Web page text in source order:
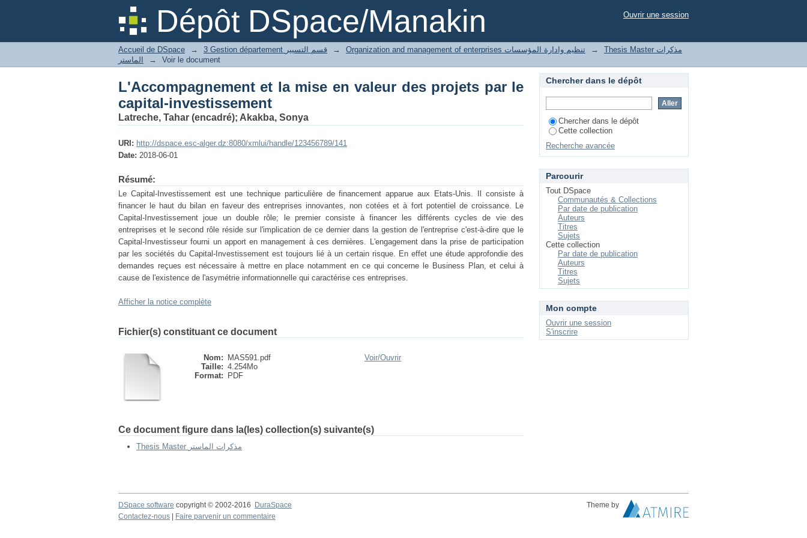
Dépôt DSpace/Manakin
L'Accompagnement et la mise en valeur des projets par le capital-investissement
Ouvrir une session
Accueil de DSpace → 3 Gestion département قسم التسيير → Organization and management of enterprises تنظيم وادارة المؤسسات →
Thesis Master مذكرات
الماستر
→ Voir le document
L'Accompagnement et la mise en valeur des projets par le
capital-investissement
Latreche, Tahar (encadré); Akakba, Sonya
URI: http://dspace.esc-alger.dz:8080/xmlui/handle/123456789/141
Date: 2018-06-01
Résumé:
Le Capital-Investissement est une technique particulière de financement apparue aux Etats-Unis. Il consiste à
financer le haut du bilan en faveur des entreprises innovantes, non cotées et à fort potentiel de croissance. Le
Capital-Investissement joue un double rôle; le premier consiste à financer les différents cycles de vie des
entreprises et le second rôle réside sur l'implication de ce dernier dans la gestion de l'entreprise c'est-à-dire que le
Capital-Investisseur fourni un apport en management à ces dernières. L'engagement dans la prise de participation
par les sociétés du Capital-Investissement est toujours lié à un certain risque. En effet une étude approfondie des
demandes reçues est nécessaire à mettre en place notamment en ce qui concerne le Business Plan, et celui à
cause de l'existence de l'asymétrie informationnelle qui caractérise ces entreprises.
Afficher la notice complète
Fichier(s) constituant ce document
Nom:
MAS591.pdf
Taille: 4.254Mo
Format:
PDF
Voir/Ouvrir
Ce document figure dans la(les) collection(s) suivante(s)
Thesis Master مذكرات الماستر
Chercher dans le dépôt
Chercher dans le dépôt
Cette collection
Recherche avancée
Parcourir
Tout DSpace
Communautés & Collections
Par date de publication
Auteurs
Titres
Sujets
Cette collection
Par date de publication
Auteurs
Titres
Sujets
Mon compte
Ouvrir une session
S'inscrire
DSpace software copyright © 2002-2016 DuraSpace
Theme by
Contactez-nous
Faire parvenir un commentaire